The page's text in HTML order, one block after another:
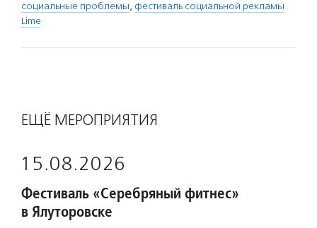
социальные проблемы, фестиваль социальной рекламы
Lime
ЕЩЁ МЕРОПРИЯТИЯ
15.08.2026
Фестиваль «Серебряный фитнес»
в Ялуторовске